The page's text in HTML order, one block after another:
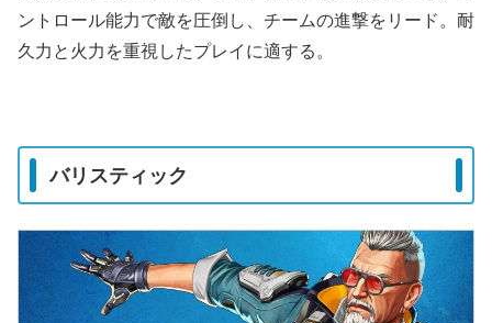
ントロール能力で敵を圧倒し、チームの進撃をリード。耐
久力と火力を重視したプレイに適する。
バリスティック